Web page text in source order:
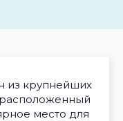
из крупнейших
место для